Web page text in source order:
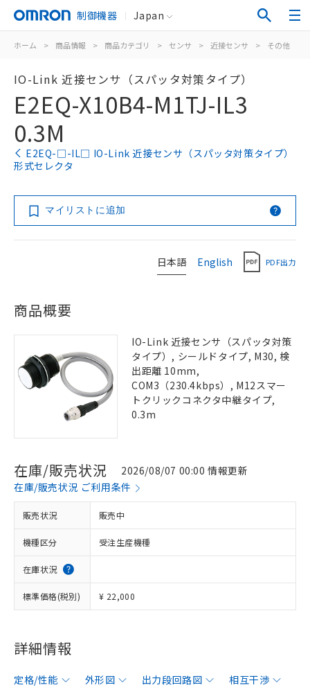
制御機器 Japan
ホーム > 商品情報 > 商品カテゴリ > センサ > 近接センサ > その他
IO-Link 近接センサ（スパッタ対策タイプ）
E2EQ-X10B4-M1TJ-IL3
0.3M
E2EQ-□-IL□ IO-Link 近接センサ（スパッタ対策タイプ）
形式セレクタ
マイリストに追加
日本語 English PDF出力
商品概要
IO-Link 近接センサ（スパッタ対策
タイプ）, シールドタイプ, M30, 検
出距離 10mm,
COM3（230.4kbps）, M12スマー
トクリックコネクタ中継タイプ,
0.3m
在庫/販売状況
2026/08/07 00:00 情報更新
在庫/販売状況 ご利用条件
販売状況 販売中
機種区分 受注生産機種
在庫状況
標準価格(税別) ¥ 22,000
詳細情報
定格/性能 外形図 出力段回路図
相互干渉